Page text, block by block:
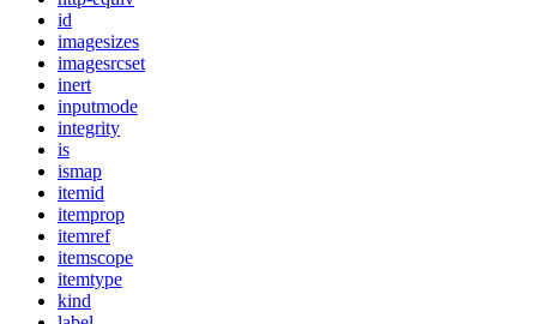
id
imagesizes
imagesrcset
inert
inputmode
integrity
is
ismap
itemid
itemprop
itemref
itemscope
itemtype
kind